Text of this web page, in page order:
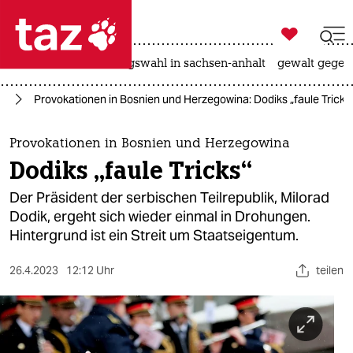
 taz zahl ich
taz zahl ich
themen
politik
öko
gesellschaft
sport

taz zahl ich
landtagswahl in sachsen-anhalt gewalt
Provokationen in Bosnien und Herzegowina: Dodiks „faule
Provokationen in Bosnien und Herzegowina
Dodiks „faule Tricks“
Der Präsident der serbischen Teilrepublik, Milorad
Dodik, ergeht sich wieder einmal in Drohungen.
Hintergrund ist ein Streit um Staatseigentum.
26.4.2023 12:12 Uhr teilen